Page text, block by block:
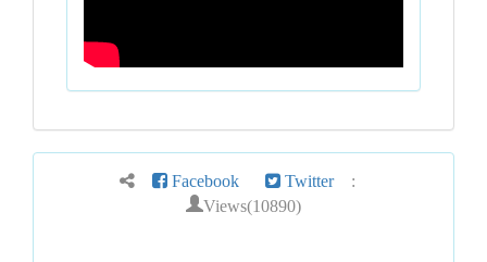
Facebook Twitter :
Views(10890)